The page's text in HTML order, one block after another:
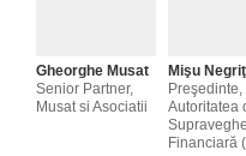
Gheorghe Musat
Senior Partner,
Musat si Asociatii
Mişu
Preşedinte,
Autoritatea
Financiară